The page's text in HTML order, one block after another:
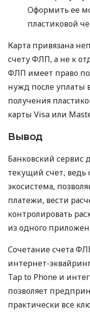
Оформить ее
пластиковой
Карта привязана
счету ФЛП, а не к
ФЛП имеет право
нужд после уплаты
получения
карты Visa или
Вывод
Банковский сервис
текущий счет,
экосистема,
платежи, вести
контролировать
из одного
Сочетание счета
интернет-
Tap to Phone и
позволяет
практически все